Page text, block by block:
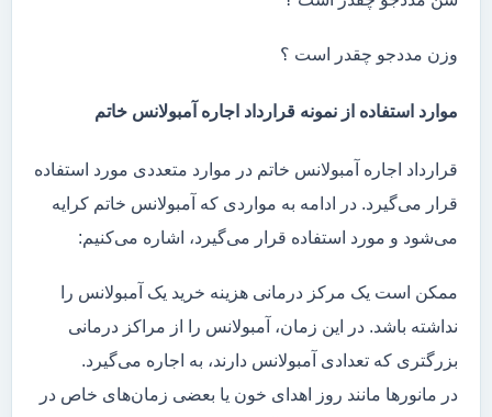
وزن مددجو چقدر است ؟
موارد استفاده از نمونه قرارداد اجاره آمبولانس خاتم
قرارداد اجاره آمبولانس خاتم در موارد متعددی مورد استفاده
قرار می‌گیرد. در ادامه به مواردی که آمبولانس خاتم کرایه
می‌شود و مورد استفاده قرار می‌گیرد، اشاره می‌کنیم:
ممکن است یک مرکز درمانی هزینه خرید یک آمبولانس را
نداشته باشد. در این زمان، آمبولانس را از مراکز درمانی
بزرگتری که تعدادی آمبولانس دارند، به اجاره می‌گیرد.
در مانور‌ها مانند روز اهدای خون یا بعضی زمان‌های خاص در